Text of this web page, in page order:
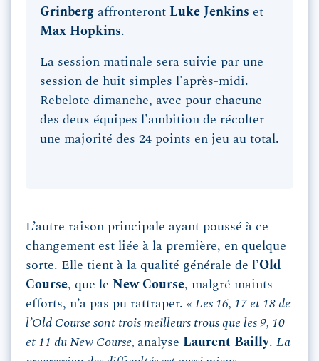
Grinberg affronteront Luke Jenkins et
Max Hopkins.
La session matinale sera suivie par une
session de huit simples l'après-midi.
Rebelote dimanche, avec pour chacune
des deux équipes l'ambition de récolter
une majorité des 24 points en jeu au total.
L’autre raison principale ayant poussé à ce
changement est liée à la première, en quelque
sorte. Elle tient à la qualité générale de l’Old
Course, que le New Course, malgré maints
efforts, n’a pas pu rattraper. « Les 16, 17 et 18 de
l’Old Course sont trois meilleurs trous que les 9, 10
et 11 du New Course, analyse Laurent Bailly. La